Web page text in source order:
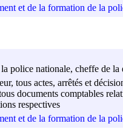
et de la formation de la
police nationale, cheffe de
tous actes, arrêtés et
documents comptables
respectives
et de la formation de la